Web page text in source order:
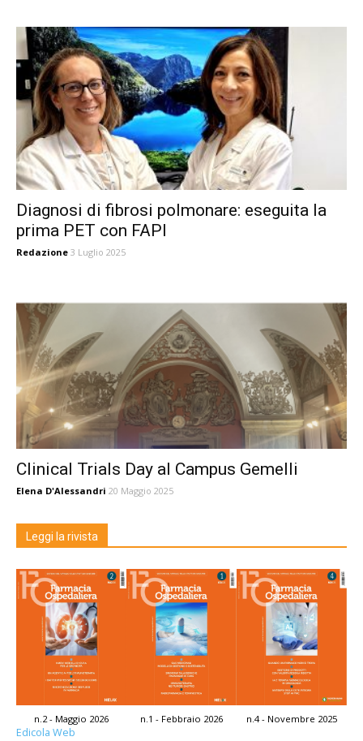
Diagnosi di fibrosi polmonare: eseguita la
prima PET con FAPI
Redazione 3 Luglio 2025
Clinical Trials Day al Campus Gemelli
Elena D'Alessandri 20 Maggio 2025
Leggi la rivista
n.2 - Maggio 2026 n.1 - Febbraio 2026 n.4 - Novembre 2025
Edicola Web